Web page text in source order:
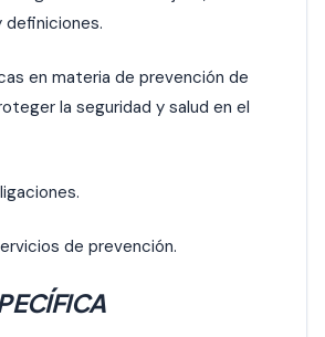
definiciones.
en materia de prevención de
la seguridad y salud en el
de prevención.